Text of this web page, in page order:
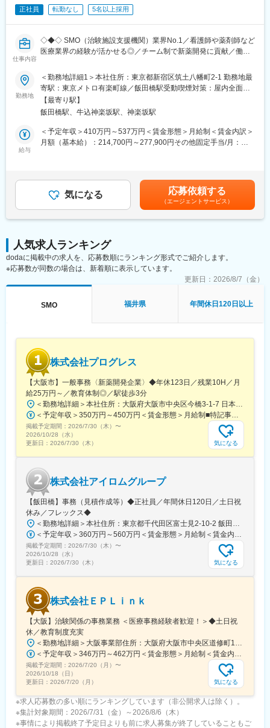
ながら学んでいきます。その後、各拠点に配属され先輩社員から
業務を引継ぎながらOJT担当者とともに医療機関へ同行するな
ートを用いながら習熟度を測り、入社後1年程度で一人で担当を持
てるようになります。なお、その後も定期的に中途入社者に対し
・チームワーク：通常は1人で業務にあたることが多いですが、困
ったときや先輩や上司がサポートしてくれるため、安心して進め
られます。また、家族の急な体調不良や突発休の場合にも周囲が
代理対応をしてくれる風土があり、チームワークが強みです。
した。管理職における女性比率も63.6%と、ライフイベントの多
い女性も活躍しやすい環境です。正社員の場合、転勤可能性はあ
変更の範囲：会社の定める業務
正社員 転勤なし 5名以上採用
仕事内容
◇◆◇ SMO（治験施設支援機関）業界No.1／看護師や薬剤師など
医療業界の経験が活かせる◎／チーム制で新薬開発に貢献／働き
【CRC=治験コーディネーターとは？】
病院・クリニックを訪問して、患者様や医師や院内スタッフ、さ
らに製薬企業との連絡・調整役を担います。また、治験を受けて
いただく患者様の相談相手となり、じっくり向き合う仕事です。
【CRCのやりがい】
接聞けることもあります。患者様や医療機関から「ありがとう」
と感謝の言葉をいただけたときの喜びは、ひとしおです。
・治験の進捗状況の確認や患者様対応の予定などを、院内の治験
事務局に共有
・来院された患者様の診察や検査に同席し、治験が手順通りに行
われているか、患者様の状態変化が無いかを確認します。
・患者様の報告書作成
・医師との打ち合わせ
■基礎研修が充実：
入社後1か月は研修期間となります。ビジネスマナーやPCスキル
研修が入社後研修としてあり、PC慣れしていない方も安心してご
入社いただけます。
■配属後も丁寧なフォロー：
現場配属後は、OJTで独り立ちまでサポートその後も定期的なフ
ォローアップ研修や、専門性を高める継続研修、階層別研修など
様々な研修をご用意しています。
・スーパーフレックスタイム制を導入しており、社員自身が業務
のスケジュールに合わせて始業、就業時間を決めることができま
す。
・5日間のリフレッシュ休暇制度や、時間単位で取得できる有給休
暇。
・産前産後休暇（妊娠中時短勤務あり）、子供が3歳になるまで取
得できる育児休業、
復帰後は短時間勤務制度の利用も可能。
※育児休業から復帰し3ヶ月後に、育児補助支援金を給付。
変更の範囲：会社の定める業務
勤務地
＜勤務地詳細1＞本社住所：東京都新宿区筑土八幡町2-1 勤務地最
寄駅：東京メトロ有楽町線／飯田橋駅受動喫煙対策：屋内全面禁
煙＜勤務地詳細2＞全国いずれかの医療施設住所：全国いずれかの
医療施設 受動喫煙対策：屋内全面禁煙変更の範囲：会社の定める
【最寄り駅】
飯田橋駅、牛込神楽坂駅、神楽坂駅
給与
＜予定年収＞410万円～537万円＜賃金形態＞月給制＜賃金内訳＞
月額（基本給）：214,700円～277,900円その他固定手当/月：
CRC手当・休日連絡対応手当■賞与：年2回（6月、12月）／昇
給：年1回（10月）※業績に応じ、決算賞与（秋季賞与）支給の場
合あり（10月）■時間外・休日出勤手当等の割増賃金は別途支給
賃金はあくまでも目安の金額であり、選考を通じて上下する可能
気になる 応募依頼する
（エージェントサービス）
人気求人ランキング
dodaに掲載中の求人を、応募数順にランキング形式でご紹介します。
※応募数が同数の場合は、新着順に表示しています。
更新日： 2026/8/7（金）
SMO 福井県 年間休日120日以上
株式会社プログレス
【大阪市】一般事務〈新薬開発企業〉◆年休123日／残業10H／月
給25万円～／教育体制◎／駅徒歩3分
＜勤務地詳細＞本社住所：大阪府大阪市中央区今橋3-1-7 日本生命今橋ビル受動喫煙対策：屋内全面禁煙変更の範囲：無
＜予定年収＞350万円～450万円＜賃金形態＞月給制■特記事項なし＜賃金内訳＞月額（基本給）：232,000円～260,000円固定残業手当/月：18,000円～20,000円（固定残業時間10時間0分/月）超過した時間外労働の残業手当は追加支給＜月給＞250,000円～280,000円（一律手当を含む）＜昇給有無＞有＜残業手当＞有＜給与補足＞■賞与（年4回）：初年度0.7か月分、2年目以降1.4か月（変動有）■昇給（年1回以上）＊通勤手当（全額）＊住宅手当＊習い事支援手当 （社員が契約した習い事を上限7,000円として80％を支給）＊医療費補助手当 （社員とその両親の保険診療の医療費の自己負担額の50％を支給）賃金はあくまでも目安の金額であり、選考を通じて上下する可能性があります。月給(月額)は固定手当を含めた表記です。
掲載予定期間： 2026/7/30（木） 〜
2026/10/28（水）
更新日： 2026/7/30（木） 気になる
株式会社アイロムグループ
【飯田橋】事務（見積作成等）◆正社員／年間休日120日／土日祝
休み／フレックス◆
＜勤務地詳細＞本社住所：東京都千代田区富士見2-10-2 飯田橋グラン・ブルーム勤務地最寄駅：各線／飯田橋駅受動喫煙対策：屋内全面禁煙
＜予定年収＞360万円～560万円＜賃金形態＞月給制＜賃金内訳＞月額（基本給）：290,000円～350,000円＜月給＞290,000円～350,000円＜昇給有無＞有＜残業手当＞有＜給与補足＞※詳細は、能力・経験に応じて決定します。■昇給：年1回■賞与：年2回（但し、決算賞与追加支給にて年3回の実績有）賃金はあくまでも目安の金額であり、選考を通じて上下する可能性があります。月給(月額)は固定手当を含めた表記です。
掲載予定期間： 2026/7/30（木） 〜
2026/10/28（水）
更新日： 2026/7/30（木） 気になる
株式会社ＥＰＬｉｎｋ
【大阪】治験関係の事務業務 ＜医療事務経験者歓迎！＞◆土日祝
休／教育制度充実
＜勤務地詳細＞大阪事業部住所：大阪府大阪市中央区道修町1-5-18 朝日生命道修町ビル3階勤務地最寄駅：大阪市営堺筋線／北浜駅受動喫煙対策：敷地内全面禁煙変更の範囲：会社の定める事業所
＜予定年収＞346万円～462万円＜賃金形態＞月給制＜賃金内訳＞月額（基本給）：210,500円～277,900円その他固定手当/月：8,000円～15,000円＜月給＞218,500円～292,900円＜昇給有無＞有＜残業手当＞有＜給与補足＞前職・経験を考慮の上、決定致します。■年収内訳＝基本給×12ヶ月＋賞与（基本給×4ヶ月)■賞与：年2回（6月、12月）／昇給：年1回（10月）※業績に応じ、決算賞与（秋季賞与）支給の場合あり（10月）■時間外・休日出勤手当等の割増賃金は別途支給賃金はあくまでも目安の金額であり、選考を通じて上下する可能性があります。月給(月額)は固定手当を含めた表記です。
掲載予定期間： 2026/7/20（月） 〜
2026/10/18（日）
更新日： 2026/7/20（月） 気になる
※求人応募数の多い順にランキングしています（非公開求人は除く）。
※集計対象期間：2026/7/31（金）～2026/8/6（木）
※事情により掲載終了予定日よりも前に求人募集が終了していることもご